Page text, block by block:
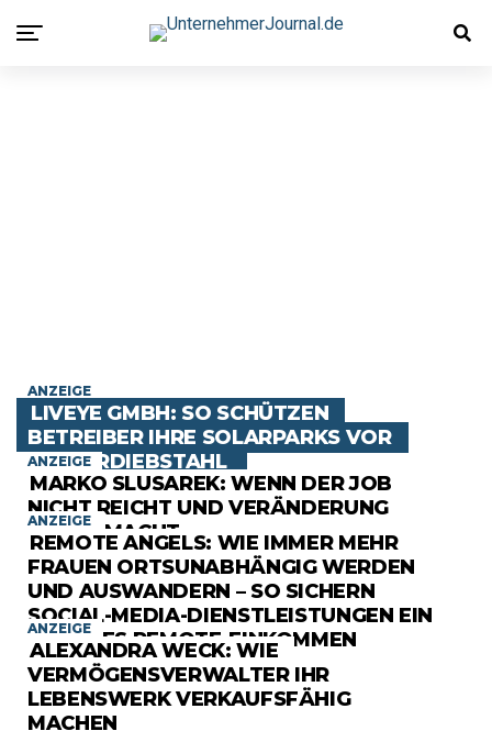
ANZEIGE
LIVEYE GMBH: SO SCHÜTZEN
BETREIBER IHRE SOLARPARKS VOR
KUPFERDIEBSTAHL
ANZEIGE
MARKO SLUSAREK: WENN DER JOB
NICHT REICHT UND VERÄNDERUNG
ANGST MACHT
ANZEIGE
REMOTE ANGELS: WIE IMMER MEHR
FRAUEN ORTSUNABHÄNGIG WERDEN
UND AUSWANDERN – SO SICHERN
SOCIAL-MEDIA-DIENSTLEISTUNGEN EIN
SICHERES REMOTE-EINKOMMEN
ANZEIGE
ALEXANDRA WECK: WIE
VERMÖGENSVERWALTER IHR
LEBENSWERK VERKAUFSFÄHIG
MACHEN